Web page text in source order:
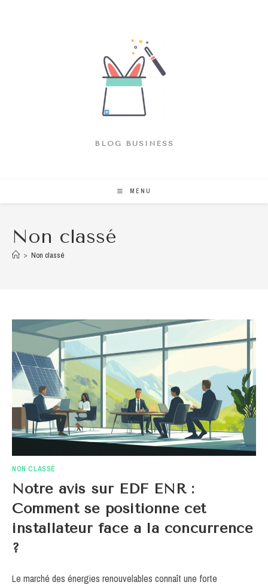
BLOG BUSINESS
MENU
Non classé
> Non classé
NON CLASSÉ
Notre avis sur EDF ENR :
Comment se positionne cet
installateur face a la concurrence
?
Le marché des énergies renouvelables connaît une forte